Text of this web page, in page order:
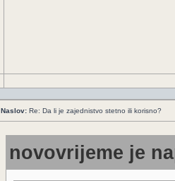
Naslov: Re: Da li je zajednistvo stetno ili korisno?
novovrijeme je